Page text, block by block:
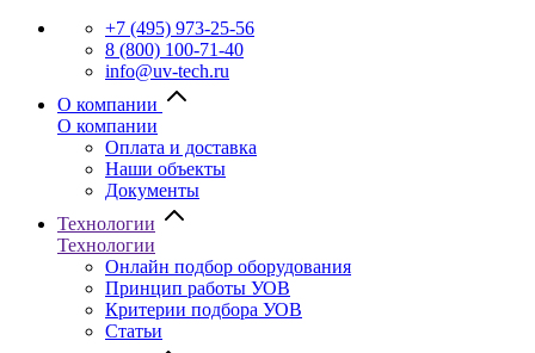
+7 (495) 973-25-56
8 (800) 100-71-40
info@uv-tech.ru
О компании
О компании
Оплата и доставка
Наши объекты
Документы
Технологии
Технологии
Онлайн подбор оборудования
Принцип работы УОВ
Критерии подбора УОВ
Статьи